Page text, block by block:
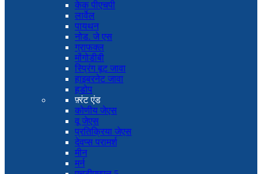
केक पीएचपी
लार्वेल
पायथन
नोड. जे एस
ग्राफक्ल
मोंगोडीबी
स्प्रिंग बूट जावा
हाइबरनेट जावा
हडोप
फ़्रंट एंड
कोणीय जेएस
वू जेएस
प्रतिक्रिया जेएस
देवप्स परामर्श
मीन
मर्न